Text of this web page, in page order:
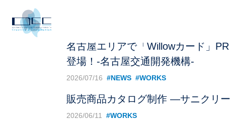
名古屋エリアで「Willowカード」
登場！-名古屋交通開発機構-
2026/07/16 #NEWS #WORKS
販売商品カタログ制作 ―サニクリ
2026/06/11 #WORKS